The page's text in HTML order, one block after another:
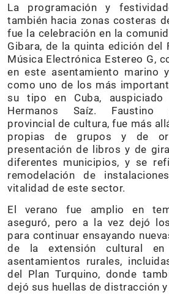
La programación y
también hacia zonas costeras
fue la celebración en la
Gibara, de la quinta edición del
Música Electrónica Estereo G,
en este asentamiento marino
como uno de los más
su tipo en Cuba,
Hermanos Saíz. Faustino
provincial de cultura, fue más
propias de grupos y de
presentación de libros y de
diferentes municipios, y se
remodelación de
vitalidad de este sector.
El verano fue amplio en
aseguró, pero a la vez dejó
para continuar ensayando
de la extensión cultural
asentamientos rurales,
del Plan Turquino, donde
dejó sus huellas de distracción